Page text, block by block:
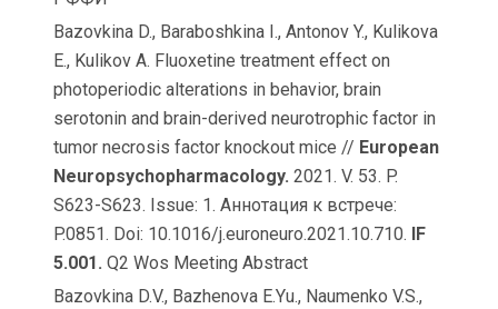
Bazovkina D., Baraboshkina I., Antonov Y., Kulikova
E., Kulikov A. Fluoxetine treatment effect on
photoperiodic alterations in behavior, brain
serotonin and brain-derived neurotrophic factor in
tumor necrosis factor knockout mice // European
Neuropsychopharmacology. 2021. V. 53. P.
S623-S623. Issue: 1. Аннотация к встрече:
P.0851. Doi: 10.1016/j.euroneuro.2021.10.710. IF
5.001. Q2 Wos Meeting Abstract
Bazovkina D.V., Bazhenova E.Yu., Naumenko V.S.,